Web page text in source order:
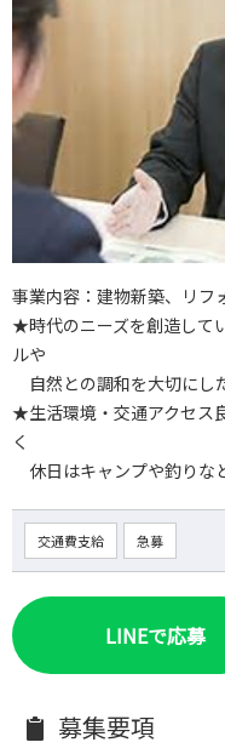
事業内容：建物新築、リフ
★時代のニーズを創造して
ルや
自然との調和を大切にし
★生活環境・交通アクセス
く
休日はキャンプや釣りな
交通費支給 急募
LINEで応募
募集要項